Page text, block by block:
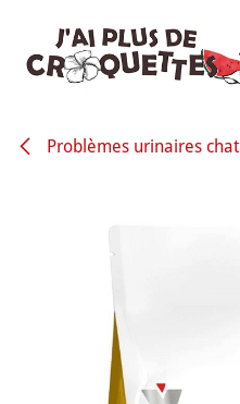
Problèmes urinaires chat